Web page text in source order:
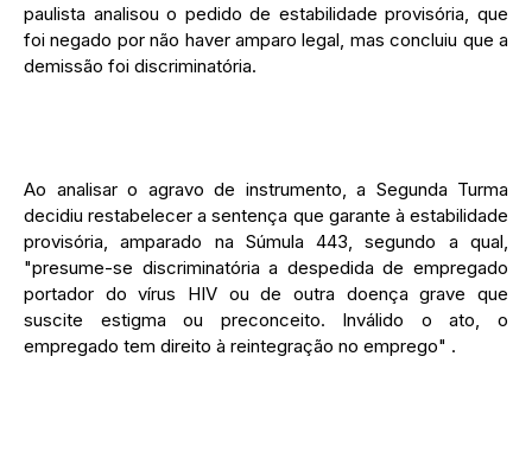
paulista analisou o pedido de estabilidade provisória, que
foi negado por não haver amparo legal, mas concluiu que a
demissão foi discriminatória.
Ao analisar o agravo de instrumento, a Segunda Turma
decidiu restabelecer a sentença que garante à estabilidade
provisória, amparado na Súmula 443, segundo a qual,
"presume-se discriminatória a despedida de empregado
portador do vírus HIV ou de outra doença grave que
suscite estigma ou preconceito. Inválido o ato, o
empregado tem direito à reintegração no emprego" .